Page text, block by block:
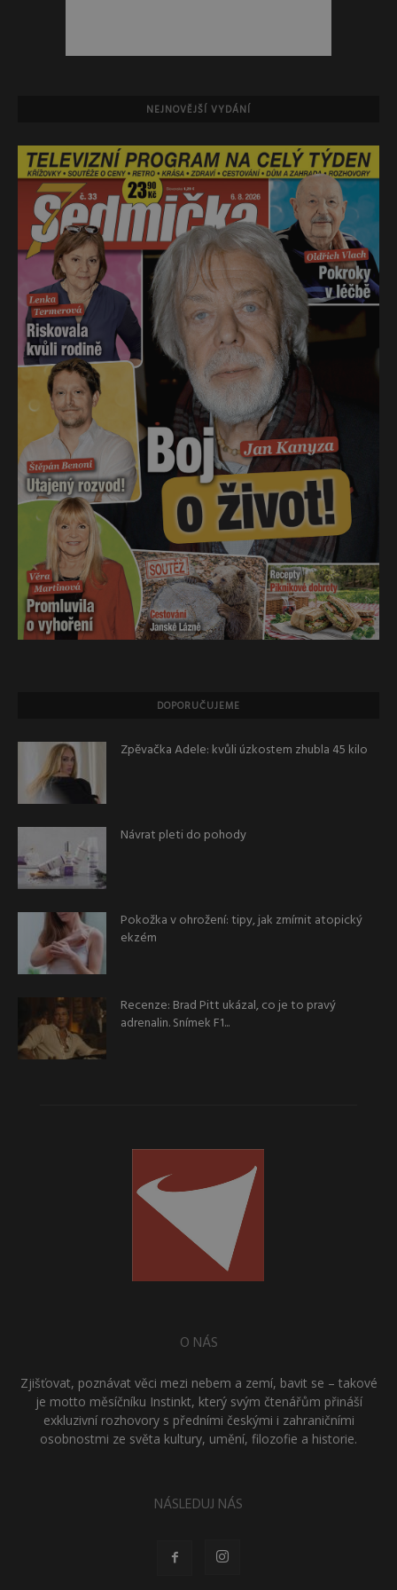
NEJNOVĚJŠÍ VYDÁNÍ
DOPORUČUJEME
Zpěvačka Adele: kvůli úzkostem zhubla 45 kilo
Návrat pleti do pohody
Pokožka v ohrožení: tipy, jak zmírnit atopický
ekzém
Recenze: Brad Pitt ukázal, co je to pravý
adrenalin. Snímek F1...
O NÁS
Zjišťovat, poznávat věci mezi nebem a zemí, bavit se – takové
je motto měsíčníku Instinkt, který svým čtenářům přináší
exkluzivní rozhovory s předními českými i zahraničními
osobnostmi ze světa kultury, umění, filozofie a historie.
NÁSLEDUJ NÁS